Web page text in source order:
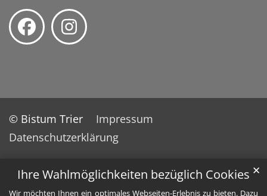
Ihre Wahlmöglichkeiten bezüglich Cookies
Wir möchten Ihnen ein optimales Webseiten-Erlebnis zu bieten. Dazu
✕
© Bistum Trier
Impressum
Datenschutzerklärung